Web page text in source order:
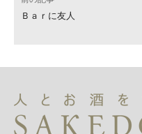
Ｂａｒに友人